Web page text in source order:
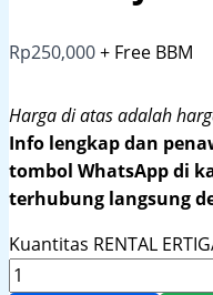
Rp250,000+ Free BBM
Harga di atas adalah
Info lengkap dan
tombol WhatsApp di
terhubung langsung
Kuantitas RENTAL